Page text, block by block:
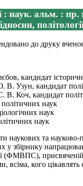
: наук. альм. :
до друку
кандидат
В. Узун, кандидат
В. Коч, кандидат
наук
наук
наук
наукових та науково-
у збірнику
(ФМВПС),
кого цікавлять